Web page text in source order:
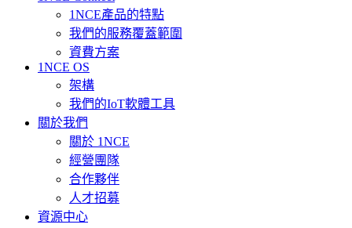
1NCE產品的特點
我們的服務覆蓋範圍
資費方案
1NCE OS
架構
我們的IoT軟體工具
關於我們
關於 1NCE
經營團隊
合作夥伴
人才招募
資源中心